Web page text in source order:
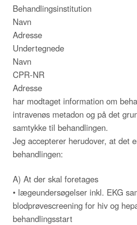
Behandlingsinstitution
Navn
Adresse
Undertegnede
Navn
CPR-NR
Adresse
har modtaget information om
intravenøs metadon og på det
samtykke til behandlingen.
Jeg accepterer herudover, at det
behandlingen:
A) At der skal foretages
• lægeundersøgelser inkl. EKG
blodprøvescreening for hiv og
behandlingsstart